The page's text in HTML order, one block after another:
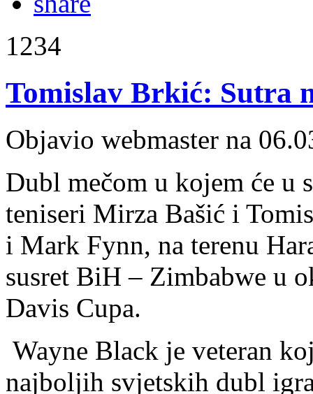
1234
Tomislav Brkić: Sutra
Objavio webmaster na
Dubl mečom u kojem će u
teniseri Mirza Bašić i
i Mark Fynn, na terenu
susret BiH – Zimbabwe u
Davis Cupa.
Wayne Black je veteran
najboljih svjetskih dubl